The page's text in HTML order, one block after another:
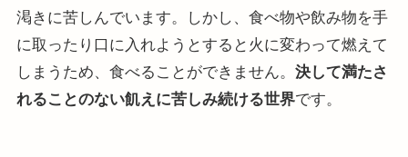
渇きに苦しんでいます。しかし、食べ物や飲み物を手
に取ったり口に入れようとすると火に変わって燃えて
しまうため、食べることができません。 決して満たさ
れることのない飢えに苦しみ続ける世界です。